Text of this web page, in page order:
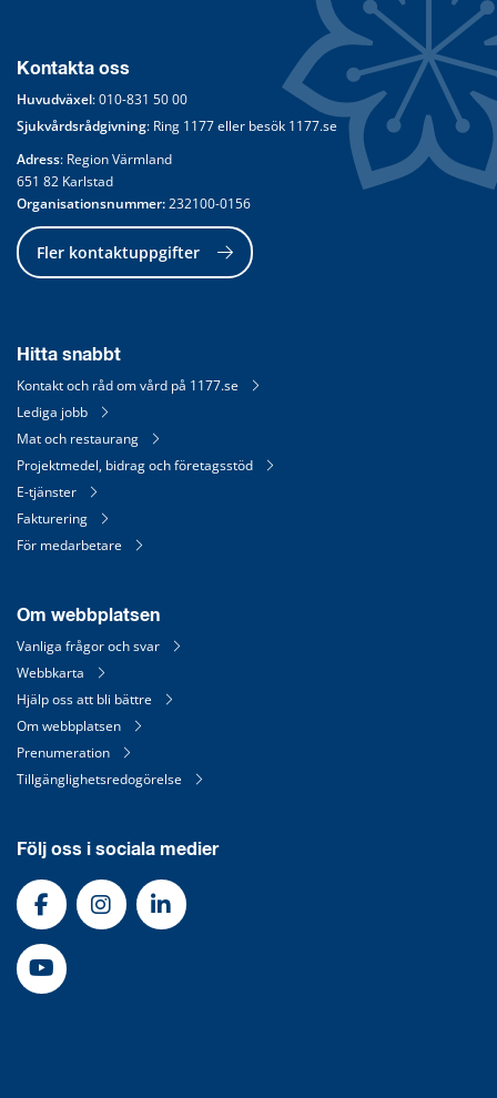
Kontakta oss
Huvudväxel: 010-831 50 00
Sjukvårdsrådgivning: Ring 1177 eller besök 1177.se
Adress: Region Värmland
651 82 Karlstad
Organisationsnummer: 232100-0156
Fler kontaktuppgifter
Hitta snabbt
Kontakt och råd om vård på 1177.se
Lediga jobb
Mat och restaurang
Projektmedel, bidrag och företagsstöd
E-tjänster
Fakturering
För medarbetare
Om webbplatsen
Vanliga frågor och svar
Webbkarta
Hjälp oss att bli bättre
Om webbplatsen
Prenumeration
Tillgänglighetsredogörelse
Följ oss i sociala medier